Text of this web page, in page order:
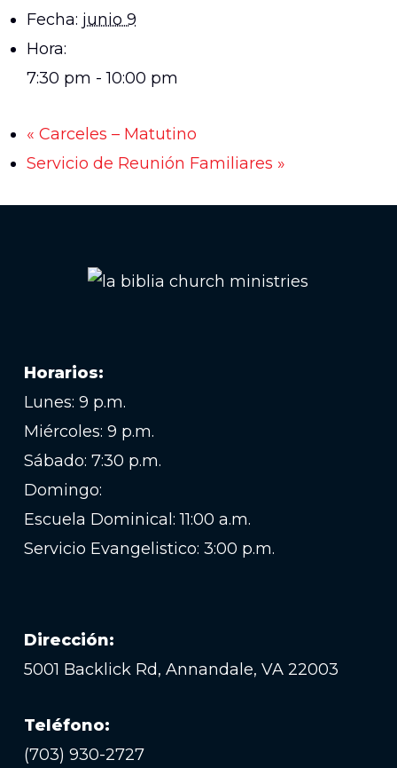
Fecha: junio 9
Hora:
7:30 pm - 10:00 pm
« Carceles – Matutino
Servicio de Reunión Familiares »
Horarios:
Lunes: 9 p.m.
Miércoles: 9 p.m.
Sábado: 7:30 p.m.
Domingo:
Escuela Dominical: 11:00 a.m.
Servicio Evangelistico: 3:00 p.m.
Dirección:
5001 Backlick Rd, Annandale, VA 22003
Teléfono:
(703) 930-2727